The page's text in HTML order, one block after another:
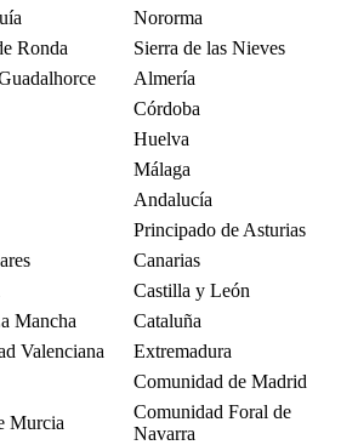
Nororma
Ronda
Sierra de las Nieves
Almería
Córdoba
Huelva
Málaga
Andalucía
Principado de Asturias
Canarias
Castilla y León
Mancha
Cataluña
Valenciana
Extremadura
Comunidad de Madrid
Murcia
Comunidad Foral de
Navarra